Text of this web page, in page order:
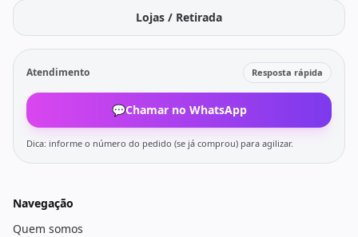
Lojas / Retirada
Atendimento Resposta rápida
💬Chamar no WhatsApp
Dica: informe o número do pedido (se já comprou) para agilizar.
Navegação
Quem somos